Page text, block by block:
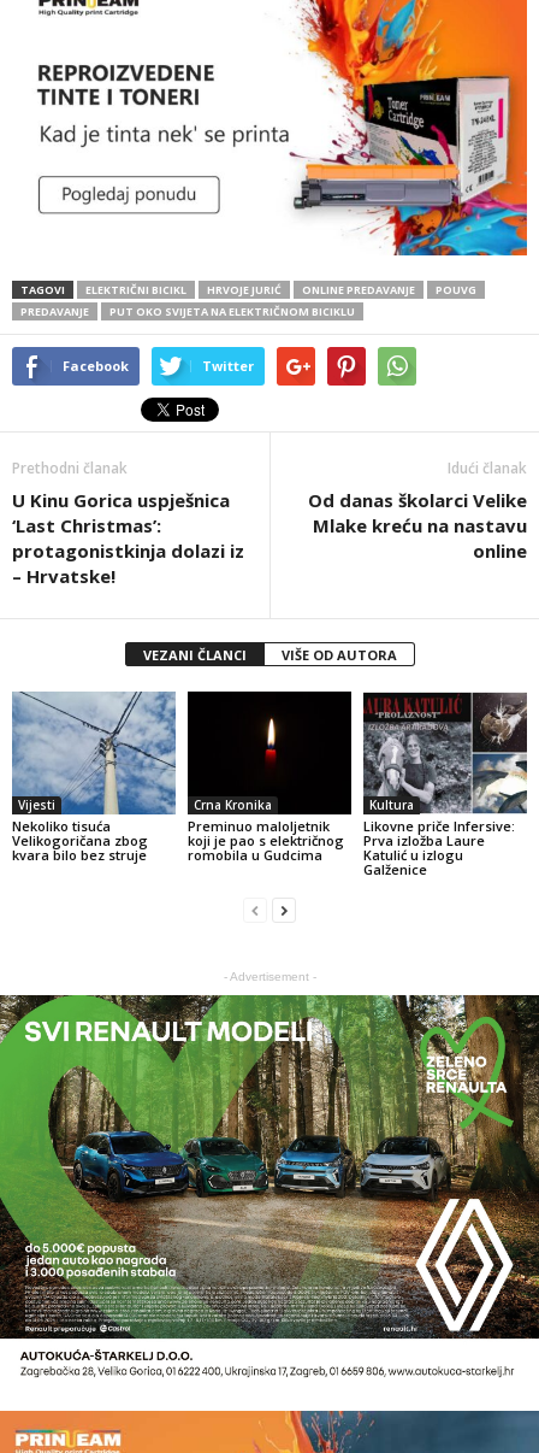
TAGOVI ELEKTRIČNI BICIKL HRVOJE JURIĆ ONLINE PREDAVANJE
POUVG
PREDAVANJE
PUT OKO SVIJETA NA ELEKTRIČNOM BICIKLU
Facebook Twitter
Prethodni članak
U Kinu Gorica uspješnica
‘Last Christmas’:
protagonistkinja dolazi iz
– Hrvatske!
Idući članak
Od danas školarci Velike
Mlake kreću na nastavu
online
VEZANI ČLANCI VIŠE OD AUTORA
Vijesti
Nekoliko tisuća
Velikogoričana zbog
kvara bilo bez struje
Crna Kronika
Preminuo maloljetnik
koji je pao s električnog
romobila u Gudcima
Kultura
Likovne priče Infersive:
Prva izložba Laure
Katulić u izlogu
Galženice
- Advertisement -